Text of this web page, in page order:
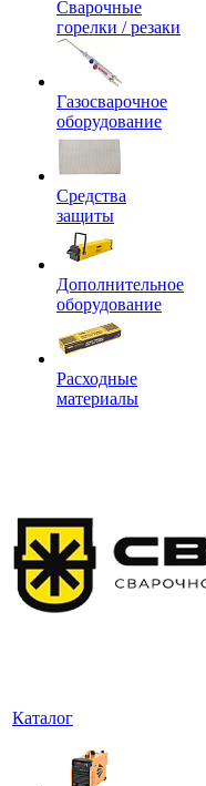
Сварочные
горелки / резаки
Газосварочное
оборудование
Средства
защиты
Дополнительное
оборудование
Расходные
материалы
Каталог